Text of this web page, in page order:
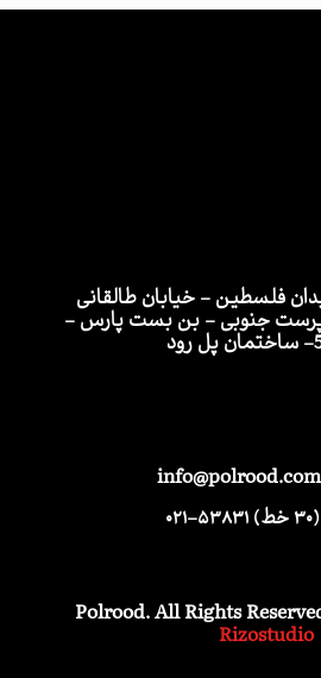
فلسطین - خیابان طالقانی
جنوبی - بن بست پارس -
info@polrood.com
(۳۰ خط) ۵۳۸۳۱-۰۲۱
Polrood. All Rights
Rizostudio